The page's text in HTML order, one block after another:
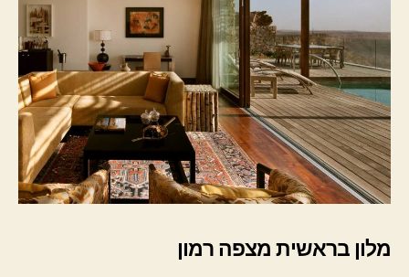
מלון בראשית מצפה רמון